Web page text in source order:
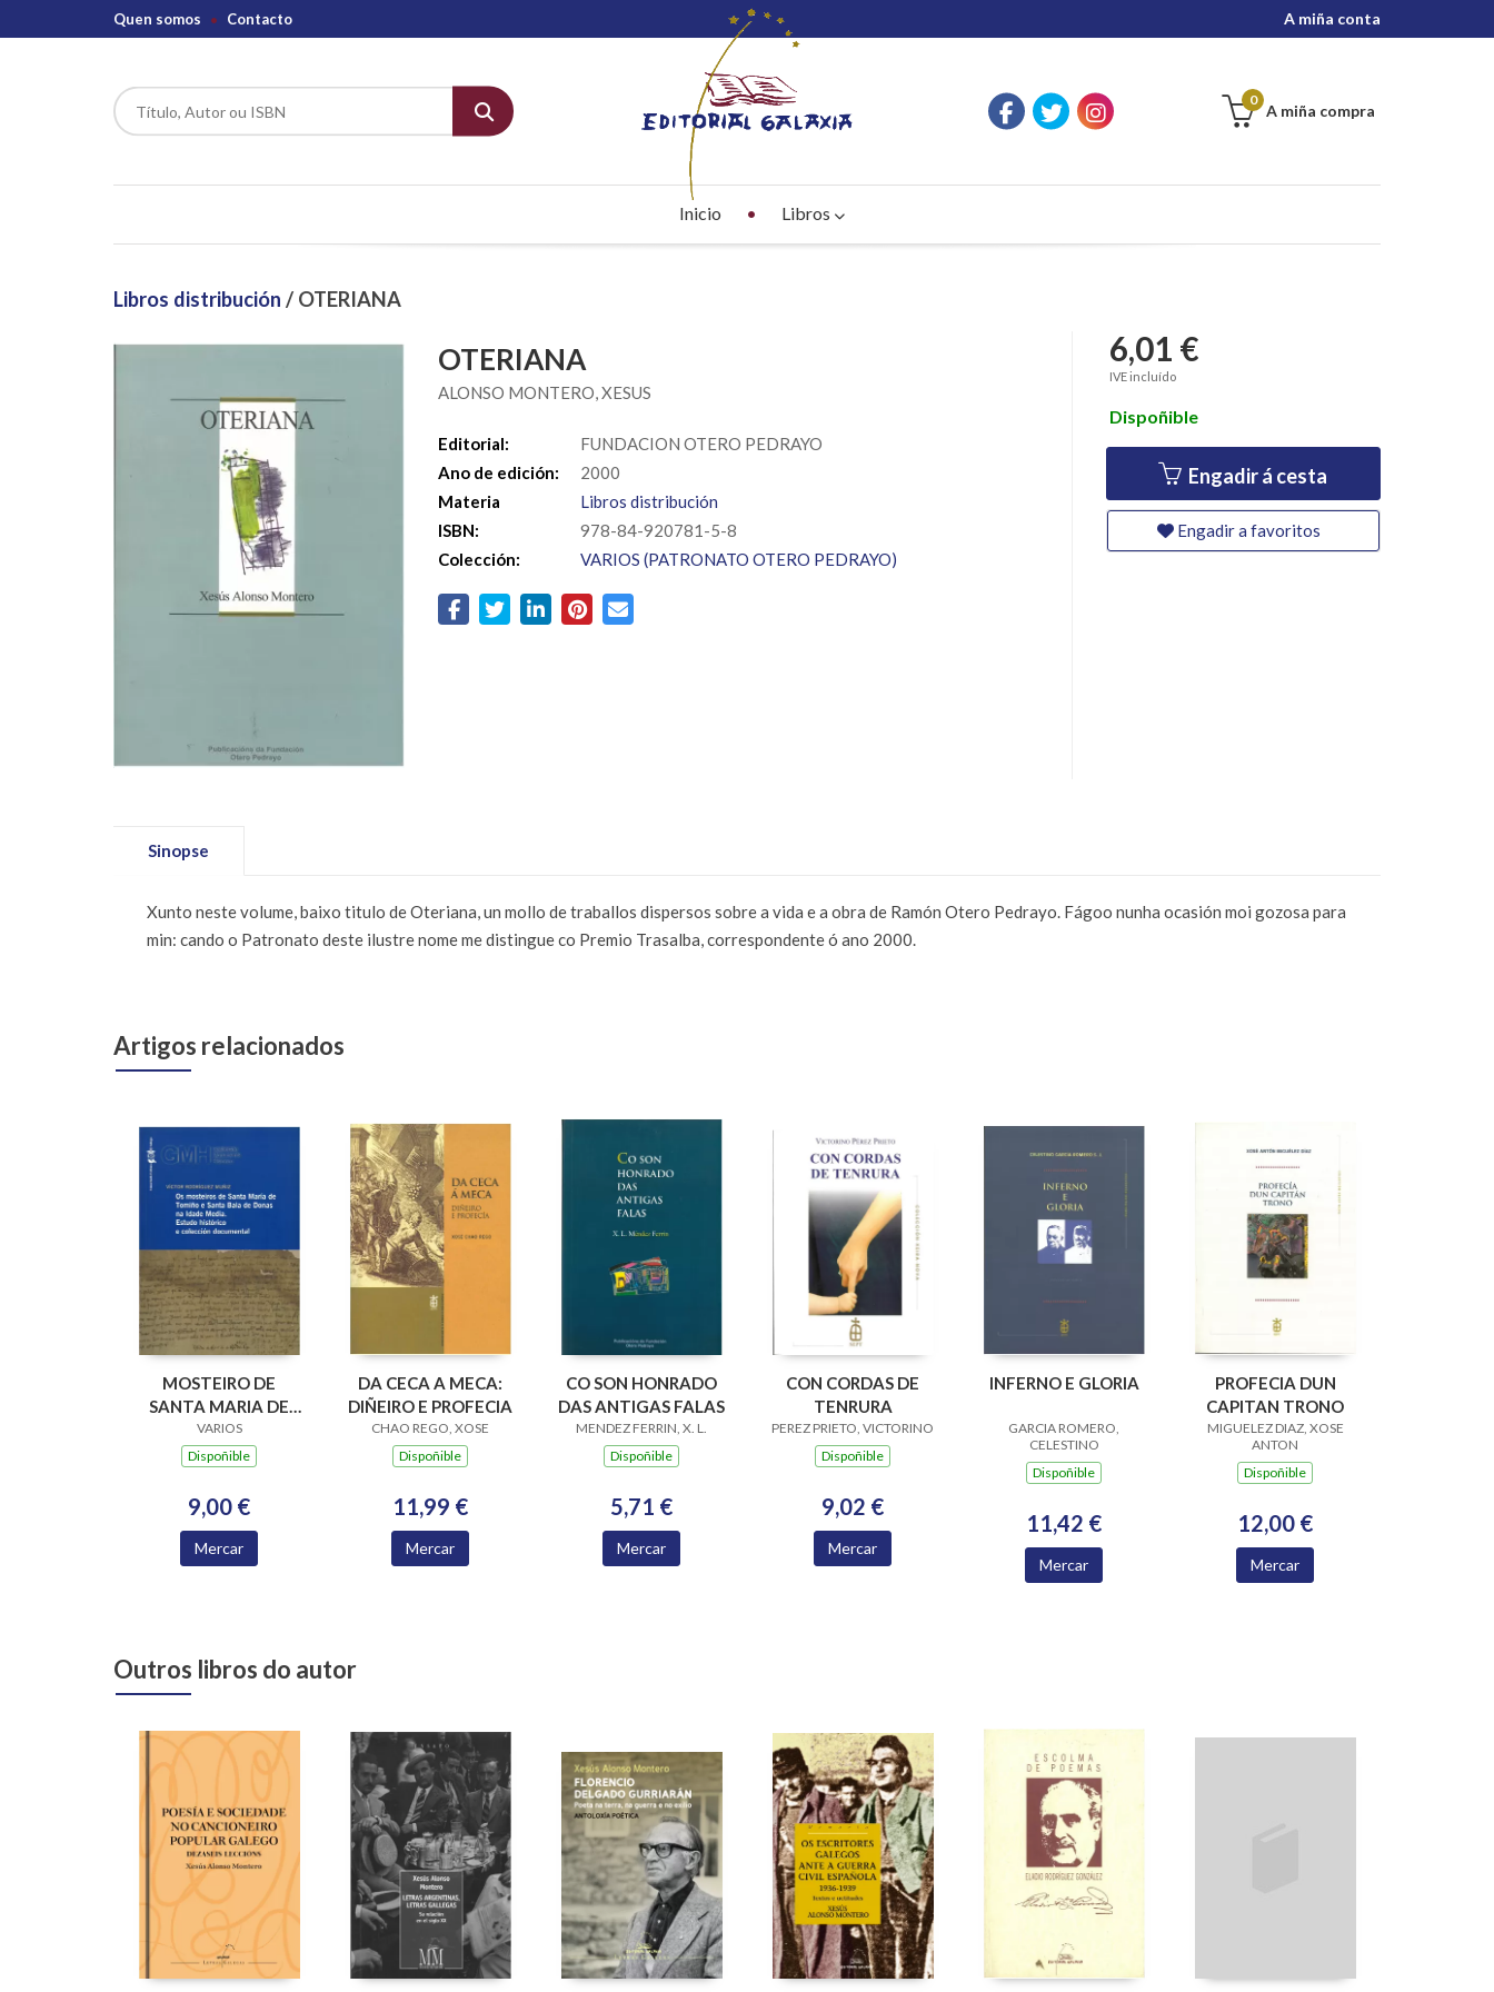
A miña conta
Quen somos Contacto
A miña compra
0
Inicio Libros
Libros distribución / OTERIANA
OTERIANA
ALONSO MONTERO, XESUS
Editorial:
FUNDACION OTERO PEDRAYO
Ano de edición:
2000
Materia
Libros distribución
ISBN:
978-84-920781-5-8
Colección:
VARIOS (PATRONATO OTERO PEDRAYO)
6,01 €
IVE incluído
Dispoñible
Engadir á cesta
Engadir a favoritos
Sinopse
Xunto neste volume, baixo titulo de Oteriana, un mollo de traballos dispersos sobre a vida e a obra de Ramón Otero Pedrayo. Fágoo nunha ocasión moi gozosa para
min: cando o Patronato deste ilustre nome me distingue co Premio Trasalba, correspondente ó ano 2000.
Artigos relacionados
MOSTEIRO DE
SANTA MARIA DE
XUNQUEIRA DE
ESPADANEDO SXII-
VARIOS
Dispoñible
9,00 €
Mercar
DA CECA A MECA:
DIÑEIRO E PROFECIA
CHAO REGO, XOSE
Dispoñible
11,99 €
Mercar
CO SON HONRADO
DAS ANTIGAS FALAS
MENDEZ FERRIN, X. L.
Dispoñible
5,71 €
Mercar
CON CORDAS DE
TENRURA
PEREZ PRIETO, VICTORINO
Dispoñible
9,02 €
Mercar
INFERNO E GLORIA
GARCIA ROMERO,
CELESTINO
Dispoñible
11,42 €
Mercar
PROFECIA DUN
CAPITAN TRONO
MIGUELEZ DIAZ, XOSE
ANTON
Dispoñible
12,00 €
Mercar
Outros libros do autor